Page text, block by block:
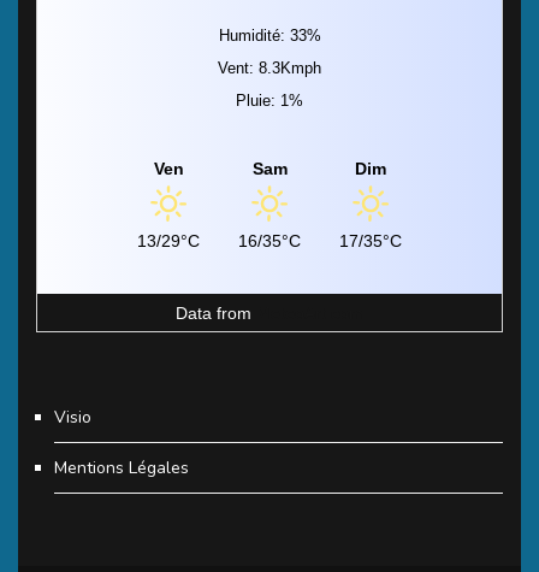
Humidité: 33%
Vent: 8.3Kmph
Pluie: 1%
Ven
13/29°C
Sam
16/35°C
Dim
17/35°C
Data from
Visio
Mentions Légales